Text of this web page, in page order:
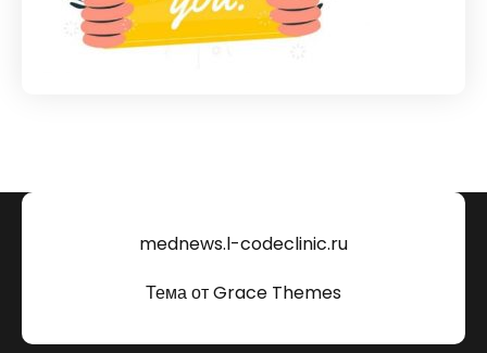
mednews.l-codeclinic.ru
Тема от Grace Themes